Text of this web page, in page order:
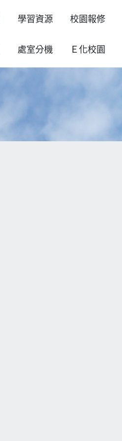
學習資源 校園報修
處室分機 Ｅ化校園